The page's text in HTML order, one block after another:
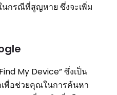
กรณีที่สูญหาย ซึ่งจะเพิ่ม
My Device” ซึ่งเป็น
พื่อช่วยคุณในการค้นหา